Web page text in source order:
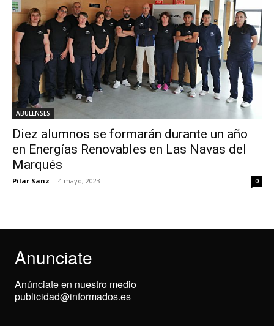
ABULENSES
Diez alumnos se formarán durante un año
en Energías Renovables en Las Navas del
Marqués
Pilar Sanz - 4 mayo, 2023 0
Anunciate
Anúnciate en nuestro medio
publicidad@informados.es